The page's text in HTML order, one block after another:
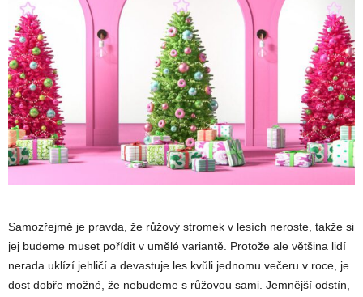
Samozřejmě je pravda, že růžový stromek v lesích neroste, takže si
jej budeme muset pořídit v umělé variantě. Protože ale většina lidí
nerada uklízí jehličí a devastuje les kvůli jednomu večeru v roce, je
dost dobře možné, že nebudeme s růžovou sami. Jemnější odstín,